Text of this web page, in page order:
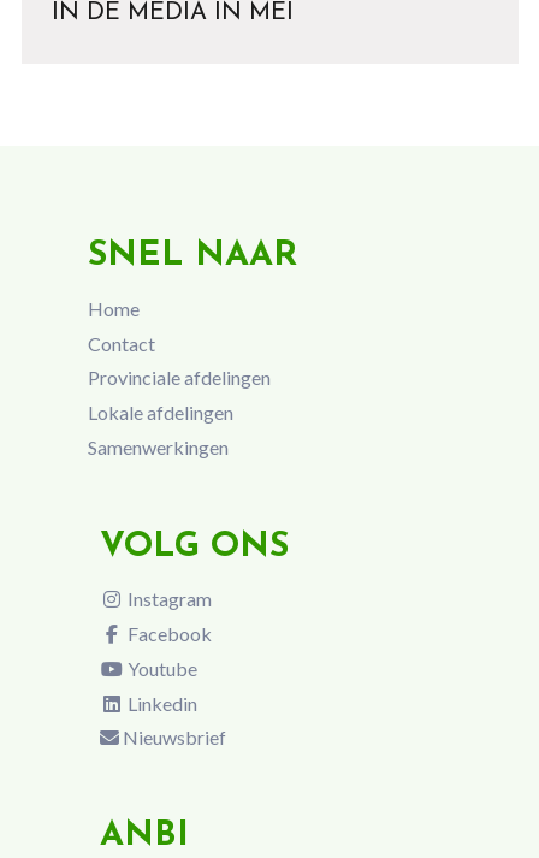
IN DE MEDIA IN MEI
SNEL NAAR
Home
Contact
Provinciale afdelingen
Lokale afdelingen
Samenwerkingen
VOLG ONS
Instagram
Facebook
Youtube
Linkedin
Nieuwsbrief
ANBI